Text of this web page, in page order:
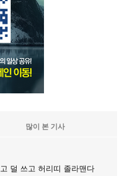
많이 본 기사
덜 쓰고 허리띠 졸라맨다